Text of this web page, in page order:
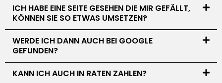
ICH HABE EINE SEITE GESEHEN DIE MIR GEFÄLLT,
KÖNNEN SIE SO ETWAS UMSETZEN?
WERDE ICH DANN AUCH BEI GOOGLE
GEFUNDEN?
KANN ICH AUCH IN RATEN ZAHLEN?